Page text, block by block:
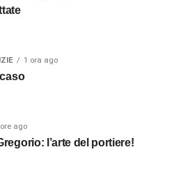
1 ora ago
ago
l’arte del portiere!